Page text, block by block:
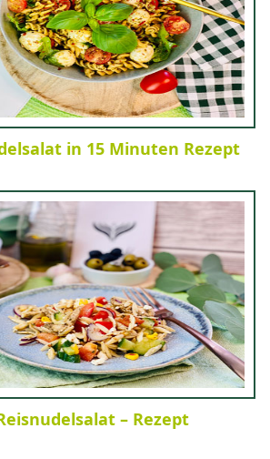
in 15 Minuten Rezept
– Rezept